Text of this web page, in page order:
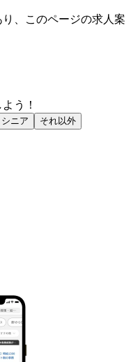
、このページの求人案
う！
シニア
それ以外